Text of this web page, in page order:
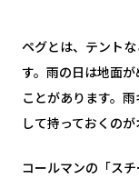
ペグとは、テント
す。雨の日は地面
ことがあります。
して持っておくのが
コールマンの「ス